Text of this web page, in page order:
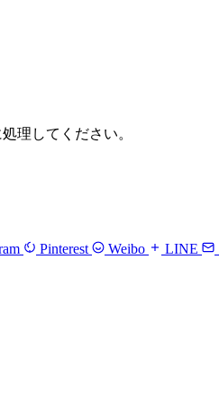
理してください。
Pinterest Weibo LINE